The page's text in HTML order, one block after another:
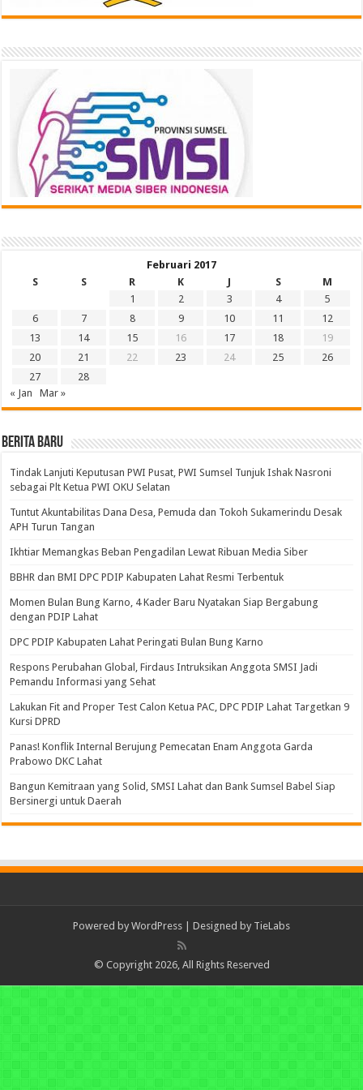
Februari 2017
S
S R K J S
M
1
2 3 4
5
6
7 8 9 10 11
12
13
14 15 16 17 18
19
20
21 22 23 24 25
26
27
28
« Jan
Mar »
BERITA BARU
Tindak Lanjuti Keputusan PWI Pusat, PWI Sumsel Tunjuk Ishak Nasroni
sebagai Plt Ketua PWI OKU Selatan
Tuntut Akuntabilitas Dana Desa, Pemuda dan Tokoh Sukamerindu Desak
APH Turun Tangan
Ikhtiar Memangkas Beban Pengadilan Lewat Ribuan Media Siber
BBHR dan BMI DPC PDIP Kabupaten Lahat Resmi Terbentuk
Momen Bulan Bung Karno, 4 Kader Baru Nyatakan Siap Bergabung
dengan PDIP Lahat
DPC PDIP Kabupaten Lahat Peringati Bulan Bung Karno
Respons Perubahan Global, Firdaus Intruksikan Anggota SMSI Jadi
Pemandu Informasi yang Sehat
Lakukan Fit and Proper Test Calon Ketua PAC, DPC PDIP Lahat Targetkan 9
Kursi DPRD
Panas! Konflik Internal Berujung Pemecatan Enam Anggota Garda
Prabowo DKC Lahat
Bangun Kemitraan yang Solid, SMSI Lahat dan Bank Sumsel Babel Siap
Bersinergi untuk Daerah
Powered by WordPress | Designed by TieLabs
© Copyright 2026, All Rights Reserved